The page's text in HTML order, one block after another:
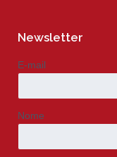
Newsletter
E-mail
Nome